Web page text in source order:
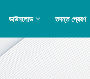
ডাউনলোড তদন্ত প্রেরণ